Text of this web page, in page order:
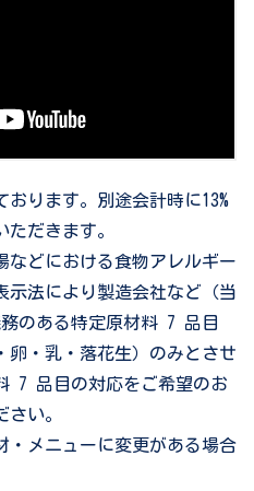
ります。別途会計時に13%
だきます。
どにおける食物アレルギー
示法により製造会社など（当
のある特定原材料 7 品目
卵・乳・落花生）のみとさせ
7 品目の対応をご希望のお
い。
メニューに変更がある場合